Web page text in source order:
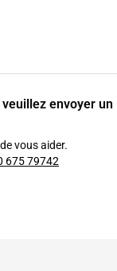
envoyer un
vous aider.
675 79742